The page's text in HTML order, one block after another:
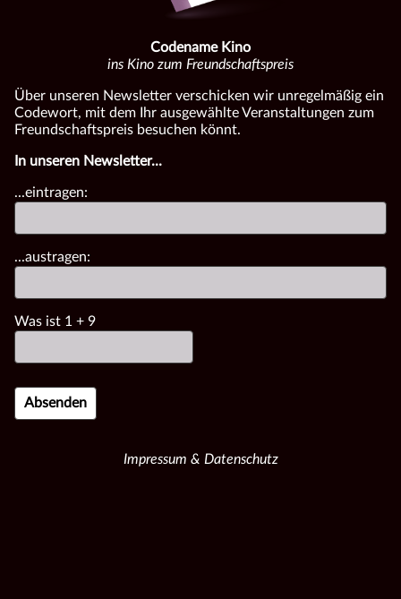
Codename Kino
ins Kino zum Freundschaftspreis
Über unseren Newsletter verschicken wir unregelmäßig ein
Codewort, mit dem Ihr ausgewählte Veranstaltungen zum
Freundschaftspreis besuchen könnt.
In unseren Newsletter...
...eintragen:
...austragen:
Was ist 1 + 9
Impressum & Datenschutz